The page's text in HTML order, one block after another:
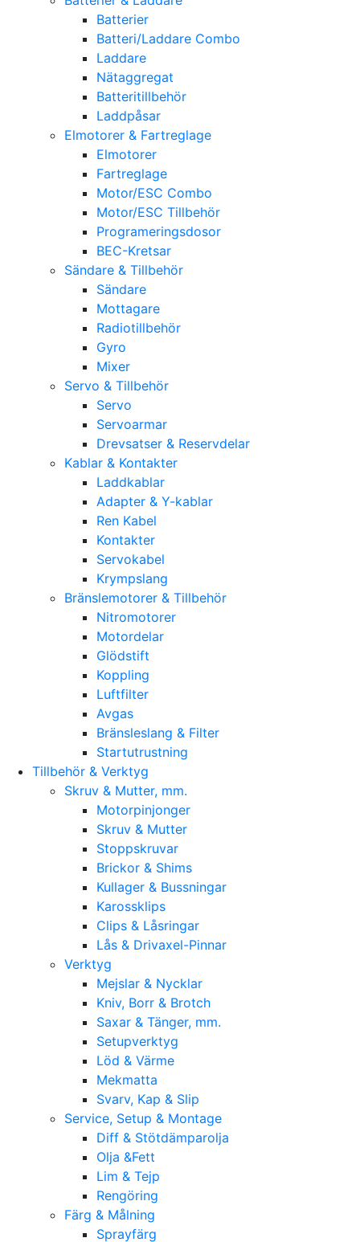
Batterier
Batteri/Laddare Combo
Laddare
Nätaggregat
Batteritillbehör
Laddpåsar
Elmotorer & Fartreglage
Elmotorer
Fartreglage
Motor/ESC Combo
Motor/ESC Tillbehör
Programeringsdosor
BEC-Kretsar
Sändare & Tillbehör
Sändare
Mottagare
Radiotillbehör
Gyro
Mixer
Servo & Tillbehör
Servo
Servoarmar
Drevsatser & Reservdelar
Kablar & Kontakter
Laddkablar
Adapter & Y-kablar
Ren Kabel
Kontakter
Servokabel
Krympslang
Bränslemotorer & Tillbehör
Nitromotorer
Motordelar
Glödstift
Koppling
Luftfilter
Avgas
Bränsleslang & Filter
Startutrustning
Tillbehör & Verktyg
Skruv & Mutter, mm.
Motorpinjonger
Skruv & Mutter
Stoppskruvar
Brickor & Shims
Kullager & Bussningar
Karossklips
Clips & Låsringar
Lås & Drivaxel-Pinnar
Verktyg
Mejslar & Nycklar
Kniv, Borr & Brotch
Saxar & Tänger, mm.
Setupverktyg
Löd & Värme
Mekmatta
Svarv, Kap & Slip
Service, Setup & Montage
Diff & Stötdämparolja
Olja &Fett
Lim & Tejp
Rengöring
Färg & Målning
Sprayfärg